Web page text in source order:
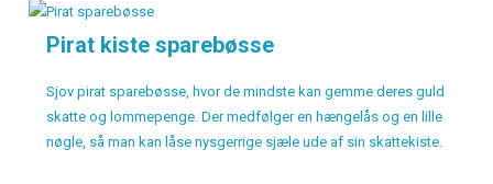
Pirat kiste sparebøsse
Sjov pirat sparebøsse, hvor de mindste kan gemme deres guld
skatte og lommepenge. Der medfølger en hængelås og en lille
nøgle, så man kan låse nysgerrige sjæle ude af sin skattekiste.